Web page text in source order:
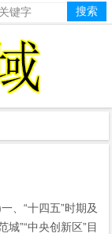
、“十四五”时期及
”“中央创新区”目